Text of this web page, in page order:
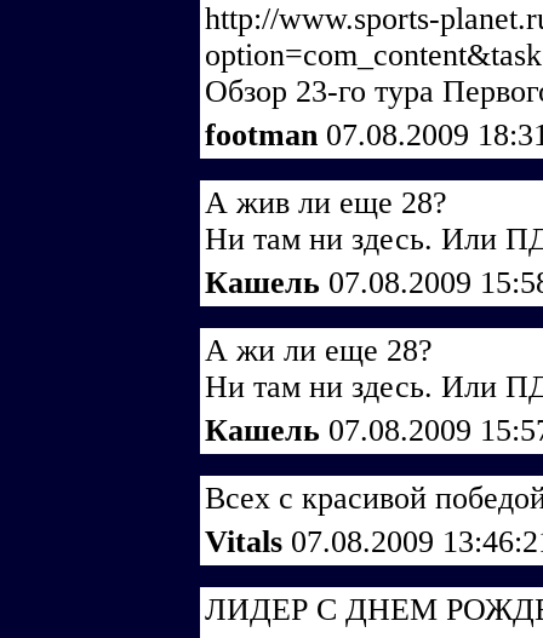
http://www.sports-
Обзор 23-го тура
footman 07.08.2009
А жив ли еще 28?
Ни там ни здесь. Или
Кашель 07.08.2009
А жи ли еще 28?
Ни там ни здесь. Или
Кашель 07.08.2009
Всех с красивой
Vitals 07.08.2009
ЛИДЕР С ДНЕМ